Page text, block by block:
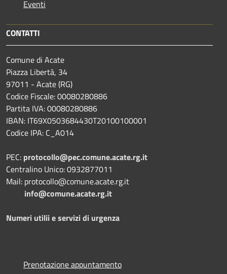
Eventi
CONTATTI
Comune di Acate
Piazza Libertà, 34
97011 - Acate (RG)
Codice Fiscale: 00080280886
Partita IVA: 00080280886
IBAN: IT69X0503684430T20100100001
Codice IPA: C_A014
PEC: protocollo@pec.comune.acate.rg.it
Centralino Unico: 0932877011
Mail: protocollo@comune.acate.rg.it
info@comune.acate.rg.it
Numeri utilii e servizi di urgenza
Prenotazione appuntamento